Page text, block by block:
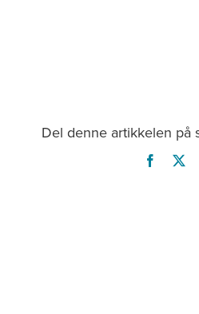
Del denne artikkelen på